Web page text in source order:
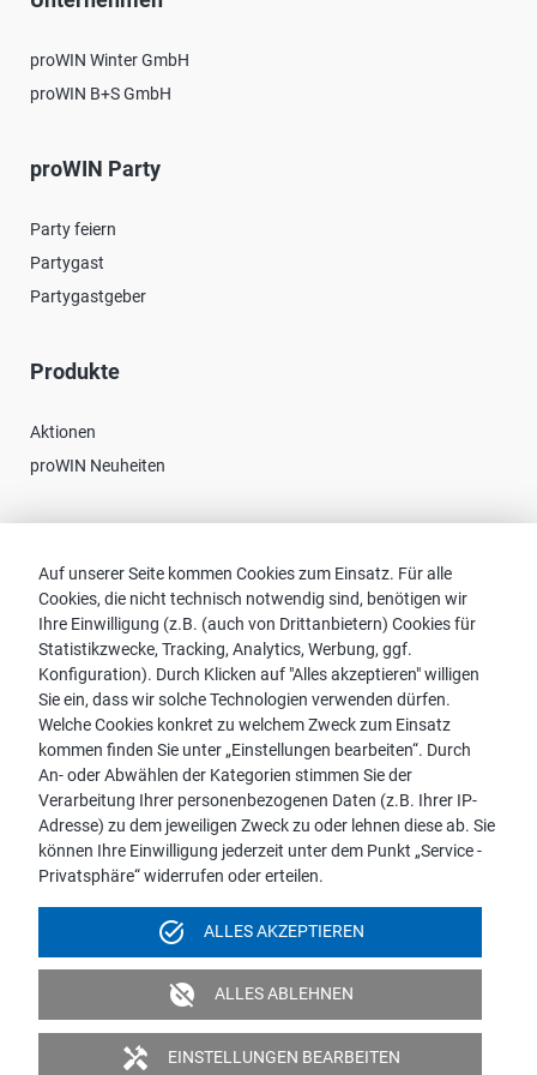
Auf unserer Seite kommen Cookies zum Einsatz. Für alle
Cookies, die nicht technisch notwendig sind, benötigen wir
Ihre Einwilligung (z.B. (auch von Drittanbietern) Cookies für
Statistikzwecke, Tracking, Analytics, Werbung, ggf.
Konfiguration). Durch Klicken auf "Alles akzeptieren" willigen
Sie ein, dass wir solche Technologien verwenden dürfen.
Welche Cookies konkret zu welchem Zweck zum Einsatz
kommen finden Sie unter „Einstellungen bearbeiten“. Durch
An- oder Abwählen der Kategorien stimmen Sie der
Verarbeitung Ihrer personenbezogenen Daten (z.B. Ihrer IP-
Adresse) zu dem jeweiligen Zweck zu oder lehnen diese ab. Sie
können Ihre Einwilligung jederzeit unter dem Punkt „Service -
Privatsphäre“ widerrufen oder erteilen.
task_alt ALLES AKZEPTIEREN
unpublished ALLES ABLEHNEN
handyman EINSTELLUNGEN BEARBEITEN
proWIN Winter GmbH
proWIN B+S GmbH
proWIN Party
Party feiern
Partygast
Partygastgeber
Produkte
Aktionen
proWIN Neuheiten
Vertriebspartnersuche
Kontakt zu proWIN
Service-FAQ
Hinweis:
Aus Gründen der leichteren Lesbarkeit wird die männliche
Sprachform bei personenbezogenen Substantiven und
Pronomen verwendet. Dies impliziert jedoch keine
Benachteiligung, sondern soll im Sinne der sprachlichen
Datenschutz
Politik & Verpflichtungserklärung